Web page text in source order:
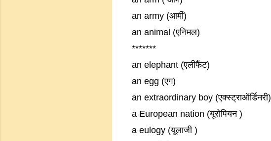
an army (आर्मी)
an animal (एनिमल)
*******
an elephant (एलीफैंट)
an egg (एग)
an extraordinary boy (एक्स्ट्राऑर्डिनरी)
a European nation (यूरोपियन )
a eulogy (यूलाजी )